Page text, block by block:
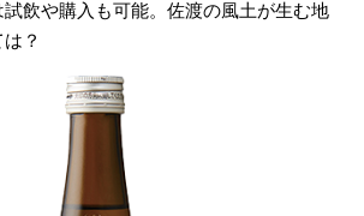
飲や購入も可能。佐渡の風土が生む地
？